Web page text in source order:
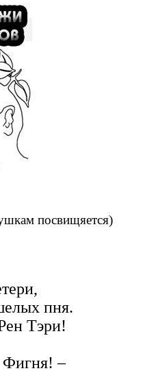
посвищяется)
пня.
Тэри!
–